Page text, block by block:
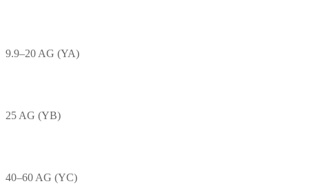
9.9–20 AG (YA)
25 AG (YB)
40–60 AG (YC)